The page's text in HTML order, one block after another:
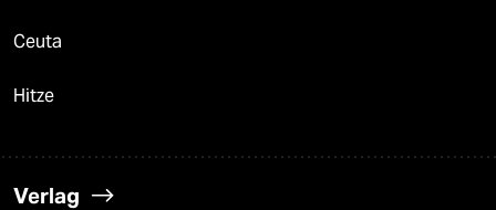
Ceuta
Hitze
Verlag